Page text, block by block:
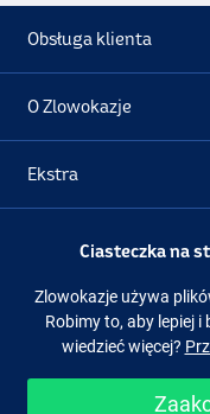
Obsługa klienta
O Zlowokazje
Ekstra
Promocje
Obserwuj nas
Ciasteczka na
Zlowokazje używa
Robimy to, aby lepiej i
wiedzieć więcej?